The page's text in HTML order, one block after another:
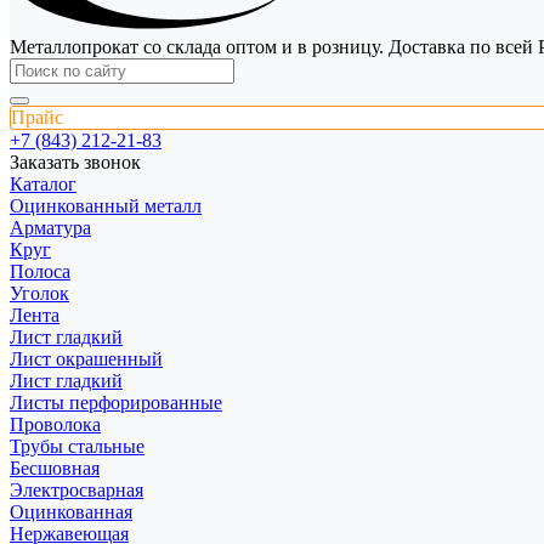
Металлопрокат со склада оптом и в розницу. Доставка по всей
Прайс
+7 (843) 212-21-83
Заказать звонок
Каталог
Оцинкованный металл
Арматура
Круг
Полоса
Уголок
Лента
Лист гладкий
Лист окрашенный
Лист гладкий
Листы перфорированные
Проволока
Трубы стальные
Бесшовная
Электросварная
Оцинкованная
Нержавеющая